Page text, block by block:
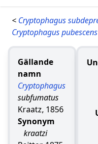
< Cryptophagus
Cryptophagus pubescens
Gällande
namn
Cryptophagus
subfumatus
Kraatz, 1856
Synonym
kraatzi